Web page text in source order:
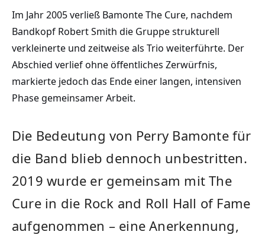
Im Jahr 2005 verließ Bamonte The Cure, nachdem
Bandkopf Robert Smith die Gruppe strukturell
verkleinerte und zeitweise als Trio weiterführte. Der
Abschied verlief ohne öffentliches Zerwürfnis,
markierte jedoch das Ende einer langen, intensiven
Phase gemeinsamer Arbeit.
Die Bedeutung von Perry Bamonte für
die Band blieb dennoch unbestritten.
2019 wurde er gemeinsam mit The
Cure in die Rock and Roll Hall of Fame
aufgenommen – eine Anerkennung,